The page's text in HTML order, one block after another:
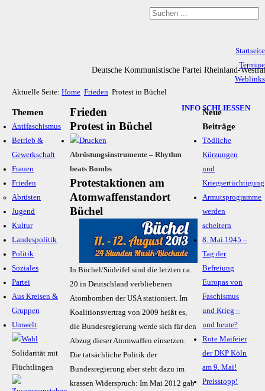
Deutsche Kommunistische Partei Rheinland-
Startseite
Termine
Weblinks
Impressum & Datenschutz
Aktuelle Seite: Home Frieden Protest in Büchel
Themen
Antifaschismus
Betrieb &
Gewerkschaft
Frauen
Frieden
Abrüsten
Jugend
Kultur
Landespolitik
Politik
Soziales
Partei
Aus Kreisen &
Gruppen
Umwelt
Solidarität mit
Flüchtlingen
Frieden
Protest in Büchel
Abrüstungsinstrumente – Rhythm
beats Bombs
Protestaktionen am
Atomwaffen­standort
Büchel
In Büchel/Südeifel sind die letzten ca.
20 in Deutschland verbliebenen
Atombomben der USA stationiert. Im
Koalitionsvertrag von 2009 heißt es,
die Bundesregierung werde sich für den
Abzug dieser Atomwaffen einsetzen.
Die tatsächliche Politik der
Bundesregierung aber steht dazu im
krassen Widerspruch: Im Mai 2012 gab
INFO SCHLIESSEN
Neue
Beiträge
Tödliche
Kürzungen
und
Kriegsertüchtigung
Armutsprogramme
werden
scheitern
8. Mai 1945 –
Tag der
Befreiung
Europas von
Faschismus
und Krieg –
und heute?
Rote Maifeier
der DKP Köln
am 9. Mai!
Preisstopp!